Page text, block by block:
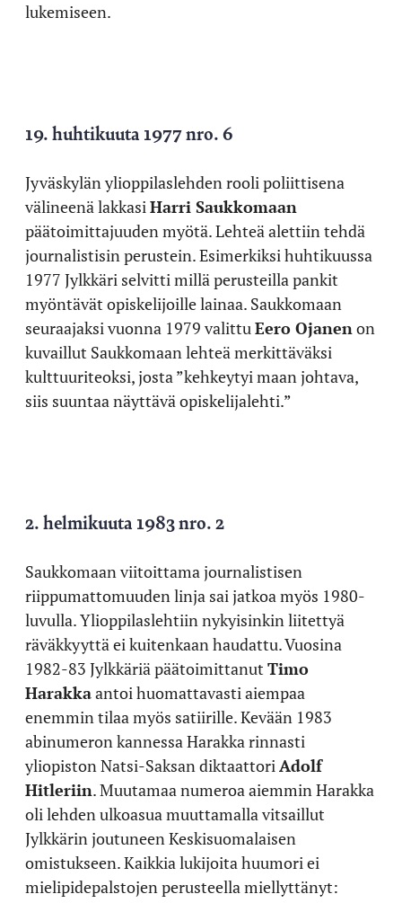
lukemiseen.
19. huhtikuuta 1977 nro. 6
Jyväskylän ylioppilaslehden rooli poliittisena
välineenä lakkasiHarri Saukkomaan
päätoimittajuuden myötä. Lehteä alettiin tehdä
journalistisin perustein. Esimerkiksi huhtikuussa
1977 Jylkkäri selvitti millä perusteilla pankit
myöntävät opiskelijoille lainaa. Saukkomaan
seuraajaksi vuonna 1979 valittuEero Ojanenon
kuvaillut Saukkomaan lehteä merkittäväksi
kulttuuriteoksi, josta ”kehkeytyi maan johtava,
siis suuntaa näyttävä opiskelijalehti.”
2. helmikuuta 1983 nro. 2
Saukkomaan viitoittama journalistisen
riippumattomuuden linja sai jatkoa myös 1980-
luvulla. Ylioppilaslehtiin nykyisinkin liitettyä
räväkkyyttä ei kuitenkaan haudattu. Vuosina
1982-83 Jylkkäriä päätoimittanut Timo
Harakkaantoi huomattavasti aiempaa
enemmin tilaa myös satiirille. Kevään 1983
abinumeron kannessa Harakka rinnasti
yliopiston Natsi-Saksan diktaattoriAdolf
Hitleriin. Muutamaa numeroa aiemmin Harakka
oli lehden ulkoasua muuttamalla vitsaillut
Jylkkärin joutuneen Keskisuomalaisen
omistukseen. Kaikkia lukijoita huumori ei
mielipidepalstojen perusteella miellyttänyt: